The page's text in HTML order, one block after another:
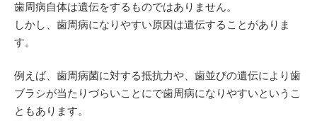
歯周病自体は遺伝をするものではありません。
しかし、歯周病になりやすい原因は遺伝することがありま
す。
例えば、歯周病菌に対する抵抗力や、歯並びの遺伝により歯
ブラシが当たりづらいことにで歯周病になりやすいというこ
ともあります。